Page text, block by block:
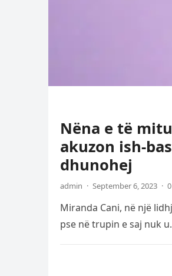
Nëna e të
akuzon ish-
dhunohej
admin · September 6, 2023 ·
Miranda Cani, në një
pse në trupin e saj nuk